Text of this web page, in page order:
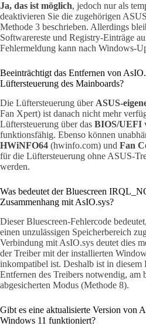
Ja, das ist möglich, jedoch nur als
deaktivieren Sie die zugehörigen
Methode 3 beschrieben. Allerdings
Softwarereste und Registry-Einträge
Fehlermeldung kann nach Windows-
Beeinträchtigt das Entfernen von
Lüftersteuerung des Mainboards?
Die Lüftersteuerung über ASUS-
Fan Xpert) ist danach nicht mehr
Lüftersteuerung über das BIOS/UEFI
funktionsfähig. Ebenso können
HWiNFO64 (hwinfo.com) und Fan
für die Lüftersteuerung ohne ASUS-
werden.
Was bedeutet der Bluescreen
Zusammenhang mit AsIO.sys?
Dieser Bluescreen-Fehlercode
einen unzulässigen Speicherbereich
Verbindung mit AsIO.sys deutet dies
der Treiber mit der installierten
inkompatibel ist. Deshalb ist in diesem
Entfernen des Treibers notwendig, am
abgesicherten Modus (Methode 8).
Gibt es eine aktualisierte Version von
Windows 11 funktioniert?